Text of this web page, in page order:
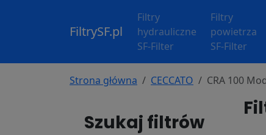
FiltrySF.pl
Filtry
hydrauliczne
SF-Filter
Filtry
powietrza
SF-Filter
Strona główna CECCATO CRA 100
Szukaj filtrów